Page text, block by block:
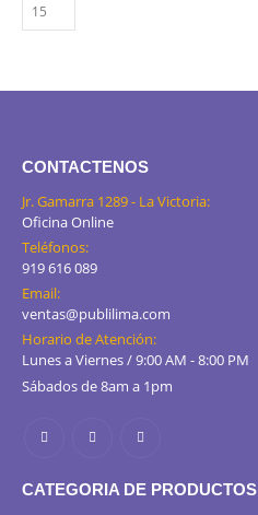
CONTACTENOS
Jr. Gamarra 1289 - La Victoria:
Oficina Online
Teléfonos:
919 616 089
Email:
ventas@publilima.com
Horario de Atención:
Lunes a Viernes / 9:00 AM - 8:00 PM
Sábados de 8am a 1pm
CATEGORIA DE PRODUCTOS